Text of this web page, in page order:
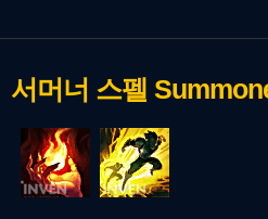
서머너 스펠